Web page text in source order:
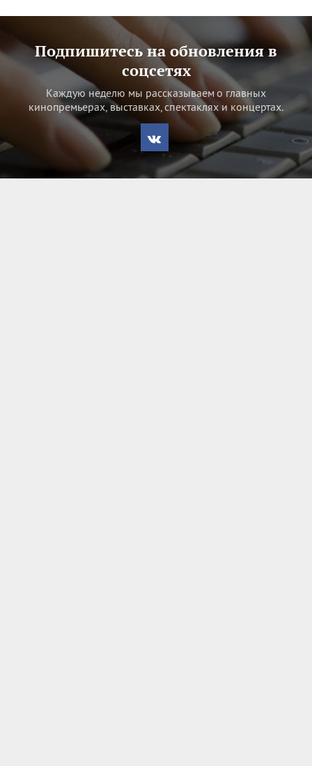
Подпишитесь на обновления в
соцсетях
Каждую неделю мы рассказываем о главных
кинопремьерах, выставках, спектаклях и концертах.